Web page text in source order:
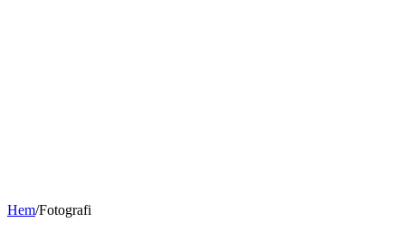
Hem/Fotografi